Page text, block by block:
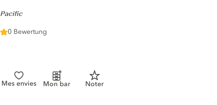
-
Pacific
0 Bewertung
Mes envies Mon bar Noter